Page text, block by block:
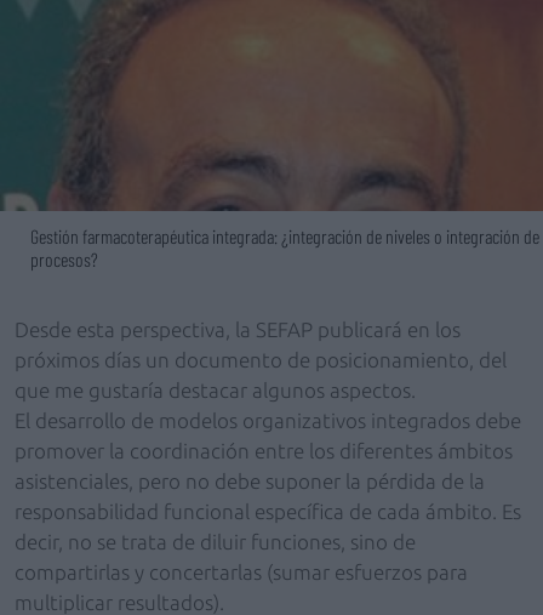
Gestión farmacoterapéutica integrada: ¿integración de niveles o integración de
procesos?
Desde esta perspectiva, la SEFAP publicará en los
próximos días un documento de posicionamiento, del
que me gustaría destacar algunos aspectos.
El desarrollo de modelos organizativos integrados debe
promover la coordinación entre los diferentes ámbitos
asistenciales, pero no debe suponer la pérdida de la
responsabilidad funcional específica de cada ámbito. Es
decir, no se trata de diluir funciones, sino de
compartirlas y concertarlas (sumar esfuerzos para
multiplicar resultados).